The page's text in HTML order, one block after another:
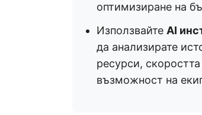
оптимизиране на
Използвайте AI
да анализирате
ресурси,
възможност на